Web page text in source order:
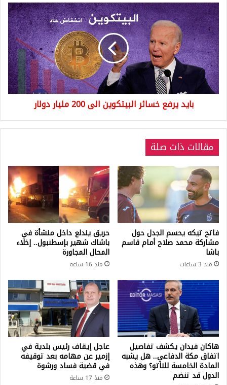
بايد
يرفع
خسائر
البيتكوين
الى
200
مليار
دولار
بايد يرفع خسائر البيتكوين الى 200 مليار دولار
مقالات ذات صلة
فاتح تيكه يحسم الجدل حول
مشاركة محمد صلاح أمام قاسم
باشا
منذ 3 ساعات
حريق يندلع داخل منشأة في
باشاك شهير بإسطنبول.. إخلاء
المحال المجاورة
منذ 16 ساعة
هاكان فيدان يكشف تفاصيل
اتفاق مكة الدفاعي.. هل يشبه
المادة الخامسة للناتو؟ وهذه
الدول قد تنضم
عاجل إيقاف رئيس بلدية في
إزمير عن مهامه بعد توقيفه
في قضية فساد ورشوة
منذ 17 ساعة